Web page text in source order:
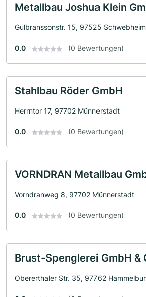
Metallbau Joshua Klein
Gulbranssonstr. 15, 97525 Schwebheim
0.0 (0 Bewertungen)
Stahlbau Röder GmbH
Herrntor 17, 97702 Münnerstadt
0.0 (0 Bewertungen)
VORNDRAN Metallbau
Vorndranweg 8, 97702 Münnerstadt
0.0 (0 Bewertungen)
Brust-Spenglerei GmbH &
Obererthaler Str. 35, 97762